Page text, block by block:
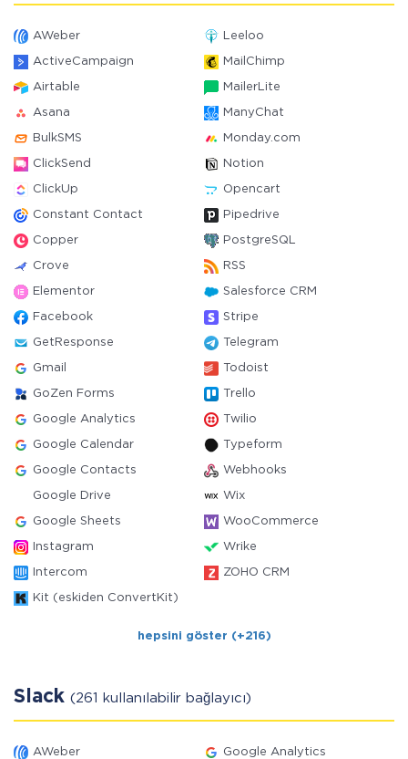
AWeber Leeloo
ActiveCampaign MailChimp
Airtable MailerLite
Asana ManyChat
BulkSMS Monday.com
ClickSend Notion
ClickUp Opencart
Constant Contact Pipedrive
Copper PostgreSQL
Crove RSS
Elementor Salesforce CRM
Facebook Stripe
GetResponse Telegram
Gmail Todoist
GoZen Forms Trello
Google Analytics Twilio
Google Calendar Typeform
Google Contacts Webhooks
Google Drive Wix
Google Sheets WooCommerce
Instagram Wrike
Intercom ZOHO CRM
Kit (eskiden ConvertKit)
hepsini göster (+216)
Slack (261 kullanılabilir bağlayıcı)
AWeber Google Analytics